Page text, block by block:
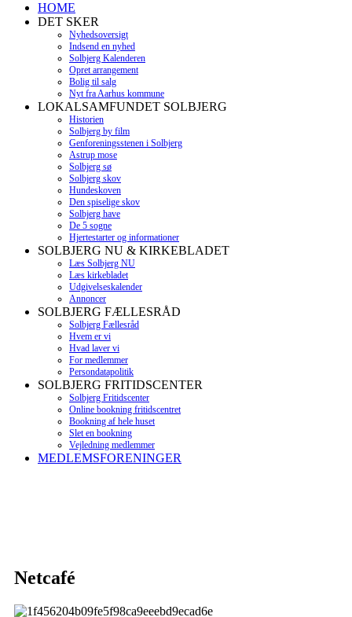
HOME
DET SKER
Nyhedsoversigt
Indsend en nyhed
Solbjerg Kalenderen
Opret arrangement
Bolig til salg
Nyt fra Aarhus kommune
LOKALSAMFUNDET SOLBJERG
Historien
Solbjerg by film
Genforeningsstenen i Solbjerg
Astrup mose
Solbjerg sø
Solbjerg skov
Hundeskoven
Den spiselige skov
Solbjerg have
De 5 sogne
Hjertestarter og informationer
SOLBJERG NU & KIRKEBLADET
Læs Solbjerg NU
Læs kirkebladet
Udgivelseskalender
Annoncer
SOLBJERG FÆLLESRÅD
Solbjerg Fællesråd
Hvem er vi
Hvad laver vi
For medlemmer
Persondatapolitik
SOLBJERG FRITIDSCENTER
Solbjerg Fritidscenter
Online bookning fritidscentret
Bookning af hele huset
Slet en bookning
Vejledning medlemmer
MEDLEMSFORENINGER
Netcafé